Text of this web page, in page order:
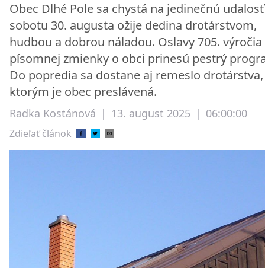
Obec Dlhé Pole sa chystá na jedinečnú
sobotu 30. augusta ožije dedina drotárstvom,
hudbou a dobrou náladou. Oslavy 705.
písomnej zmienky o obci prinesú pestrý
Do popredia sa dostane aj remeslo drotárstva,
ktorým je obec preslávená.
Radka Kostánová | 13. august 2025 | 06:00:00
Zdieľať článok